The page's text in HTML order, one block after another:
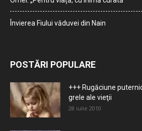
Învierea Fiului văduvei din Nain
POSTĂRI POPULARE
+++ Rugăciune
grele ale vieţii
28 iulie 2010